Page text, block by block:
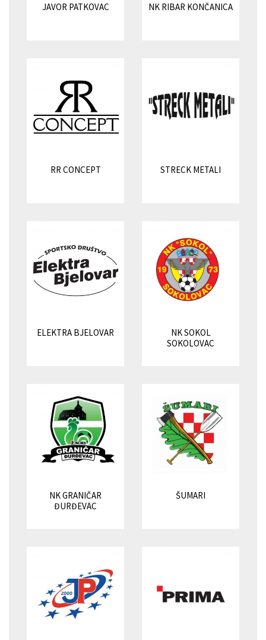
JAVOR PATKOVAC NK RIBAR KONČANICA
RR CONCEPT STRECK METALI
ELEKTRA BJELOVAR
NK SOKOL
SOKOLOVAC
NK GRANIČAR
ĐURĐEVAC
ŠUMARI